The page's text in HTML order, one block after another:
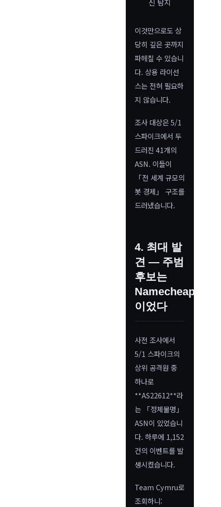
신 탐지
이것만으로도 상
당히 깊은 곳까지
파헤칠 수 있습니
다. 상용 라이선
스는 전혀 필요하
지 않습니다.
조사 대상은 5/1
스파이크에서 두
드러진 41개의
ASN. 이들이
「전 세계 규모의
봇 경제」 구조를
드러냈습니다.
4. 최대 발
견 — 주범
후보는
Namecheap
이었다
사전 조사에서
5/1 스파이크의
상위 공격원 중
하나로
**AS22612**라
는 「정체불명」
ASN이 있었습니
다. 하루에 1,152
건의 이벤트를 발
생시켰습니다.
Team Cymru로
조회하니: